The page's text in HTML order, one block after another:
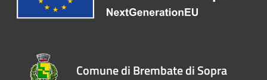
Comune di Brembate di Sopra